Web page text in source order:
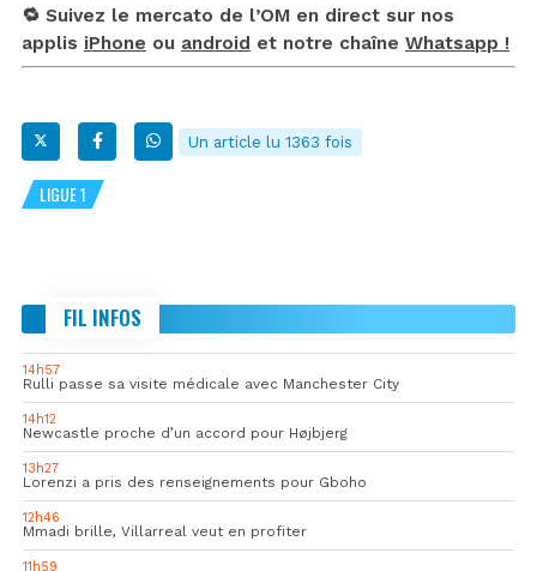
🔁 Suivez le mercato de l’OM en direct sur nos
applis iPhone ou android et notre chaîne Whatsapp !
Un article lu 1363 fois
LIGUE 1
FIL INFOS
14h57
Rulli passe sa visite médicale avec Manchester City
14h12
Newcastle proche d’un accord pour Højbjerg
13h27
Lorenzi a pris des renseignements pour Gboho
12h46
Mmadi brille, Villarreal veut en profiter
11h59